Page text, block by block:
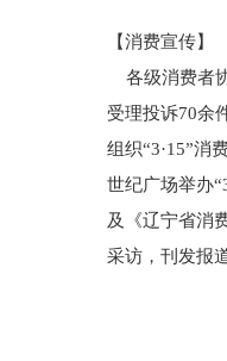
【消费宣传】
各级消费者
受理投诉70余
组织“3·15”消
世纪广场举办
及《辽宁省消
采访，刊发报